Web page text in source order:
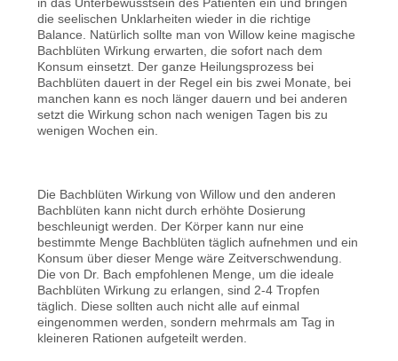
die seelischen Unklarheiten wieder in die richtige
Balance. Natürlich sollte man von Willow keine magische
Bachblüten Wirkung erwarten, die sofort nach dem
Konsum einsetzt. Der ganze Heilungsprozess bei
Bachblüten dauert in der Regel ein bis zwei Monate, bei
manchen kann es noch länger dauern und bei anderen
setzt die Wirkung schon nach wenigen Tagen bis zu
wenigen Wochen ein.
Die Bachblüten Wirkung von Willow und den anderen
Bachblüten kann nicht durch erhöhte Dosierung
beschleunigt werden. Der Körper kann nur eine
bestimmte Menge Bachblüten täglich aufnehmen und ein
Konsum über dieser Menge wäre Zeitverschwendung.
Die von Dr. Bach empfohlenen Menge, um die ideale
Bachblüten Wirkung zu erlangen, sind 2-4 Tropfen
täglich. Diese sollten auch nicht alle auf einmal
eingenommen werden, sondern mehrmals am Tag in
kleineren Rationen aufgeteilt werden.